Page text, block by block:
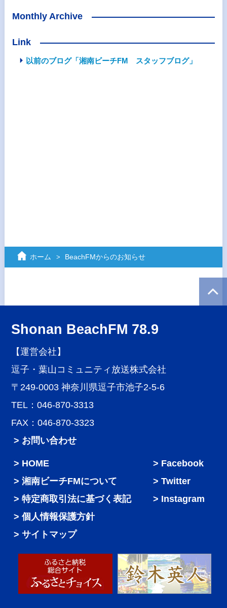
Monthly Archive
Link
以前のブログ「湘南ビーチFM スタッフブログ」
ホーム BeachFMからのお知らせ
Shonan BeachFM 78.9
【運営会社】
逗子・葉山コミュニティ放送株式会社
〒249-0003 神奈川県逗子市池子2-5-6
TEL：046-870-3313
FAX：046-870-3323
> お問い合わせ
HOME
湘南ビーチFMについて
特定商取引法に基づく表記
個人情報保護方針
サイトマップ
Facebook
Twitter
Instagram